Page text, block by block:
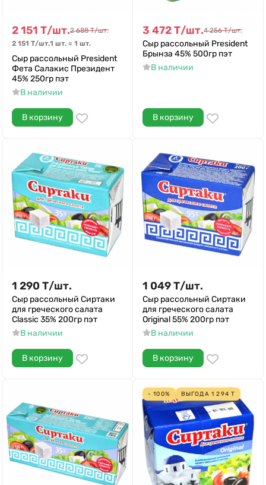
2 151 Т/шт.2 688 Т/шт.
2 151 Т/шт.1 шт. = 1 шт.
Сыр рассольный President
Фета Салакис Президент
45% 250гр пэт
В наличии
В корзину
3 472Т/шт.4 256 Т/шт.
Сыр рассольный President
Брынза 45% 500гр пэт
В наличии
В корзину
1 290 Т/шт.
Сыр рассольный Сиртаки
для греческого салата
Classic 35% 200гр пэт
В наличии
В корзину
1 049Т/шт.
Сыр рассольный Сиртаки
для греческого салата
Original 55% 200гр пэт
В наличии
В корзину
- 100% ВЫГОДА 1 294 Т